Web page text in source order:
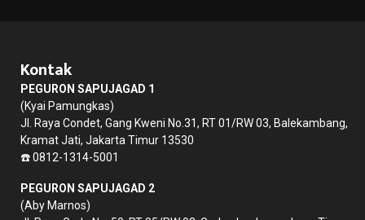
Kontak
PEGURON SAPUJAGAD 1
(Kyai Pamungkas)
Jl. Raya Condet, Gang Kweni No.31, RT 01/RW 03, Balekambang,
Kramat Jati, Jakarta Timur 13530
☎️ 0812-1314-5001
PEGURON SAPUJAGAD 2
(Aby Marnos)